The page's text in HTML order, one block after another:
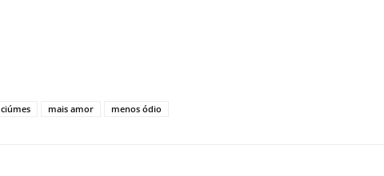
ciúmes mais amor menos ódio